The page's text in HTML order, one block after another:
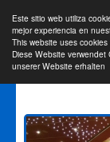
Este sitio web utiliza
mejor experiencia en
This website uses
Diese Website
unserer Website erhalten